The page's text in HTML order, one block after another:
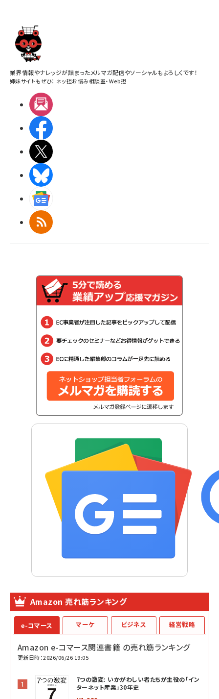
業界情報やナレッジが詰まったメルマガ配信やソーシャルもよろしくです！
姉妹サイトもぜひ： ネッ担お悩み相談室・Web担
RSS
Amazon 売れ筋ランキング
e-コマース
Amazon e-コマース関連書籍 の売れ筋ランキング
更新日時：2026/06/26 19:05
7つの激変: いかがわしい者たちが主役の「イン
ターネット産業」30年史
マーケ ビジネス 経営戦略